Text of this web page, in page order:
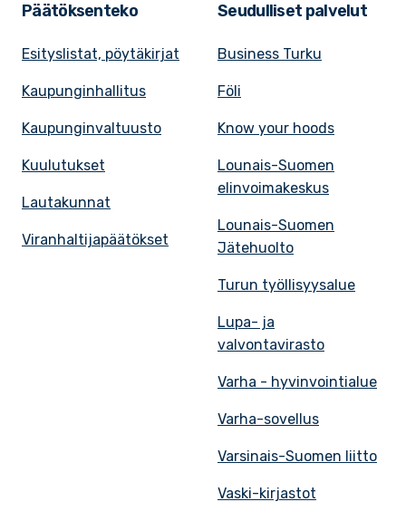
Päätöksenteko
Esityslistat, pöytäkirjat
Kaupunginhallitus
Kaupunginvaltuusto
Kuulutukset
Lautakunnat
Viranhaltijapäätökset
Seudulliset palvelut
Business Turku
Föli
Know your hoods
Lounais-Suomen
elinvoimakeskus
Lounais-Suomen
Jätehuolto
Turun työllisyysalue
Lupa- ja
valvontavirasto
Varha - hyvinvointialue
Varha-sovellus
Varsinais-Suomen liitto
Vaski-kirjastot